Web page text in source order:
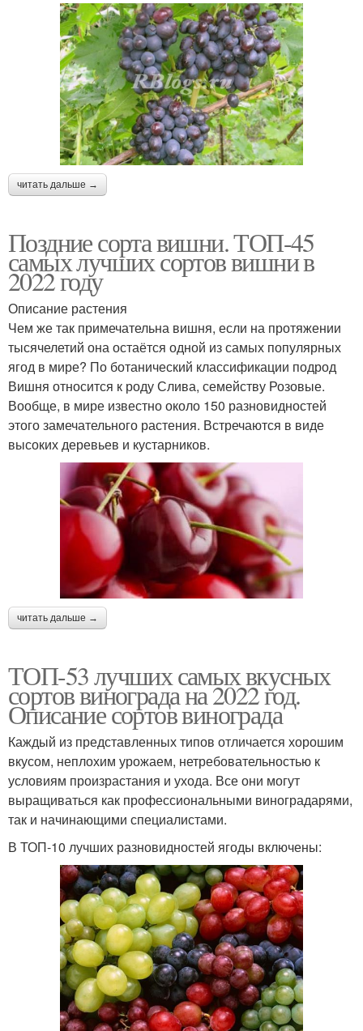
читать дальше →
Поздние сорта вишни. ТОП-45
самых лучших сортов вишни в
2022 году
Описание растения
Чем же так примечательна вишня, если на протяжении
тысячелетий она остаётся одной из самых популярных
ягод в мире? По ботанический классификации подрод
Вишня относится к роду Слива, семейству Розовые.
Вообще, в мире известно около 150 разновидностей
этого замечательного растения. Встречаются в виде
высоких деревьев и кустарников.
читать дальше →
ТОП-53 лучших самых вкусных
сортов винограда на 2022 год.
Описание сортов винограда
Каждый из представленных типов отличается хорошим
вкусом, неплохим урожаем, нетребовательностью к
условиям произрастания и ухода. Все они могут
выращиваться как профессиональными виноградарями,
так и начинающими специалистами.
В ТОП-10 лучших разновидностей ягоды включены: